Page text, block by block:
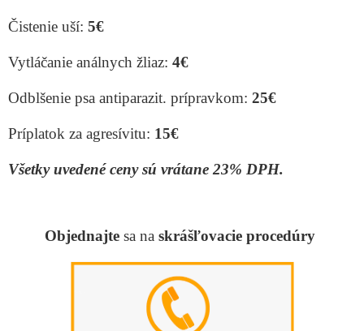
Čistenie uší: 5€
Vytláčanie análnych žliaz: 4€
Odblšenie psa antiparazit. prípravkom: 25€
Príplatok za agresívitu: 15€
Všetky uvedené ceny sú vrátane 23% DPH.
Objednajte sa na skrášľovacie procedúry